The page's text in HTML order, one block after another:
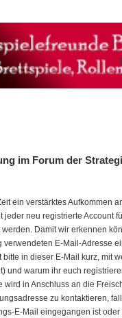
Emstal e.V.
e.V. - Tabletop und mehr
im Forum der
ein verstärktes Aufkommen
jeder neu registrierte Account
Damit wir erkennen
E-Mail-Adresse
bitte in dieser E-Mail kurz, mit
und warum ihr euch
in Anschluss an die
zu kontaktieren,
E-Mail eingegangen ist